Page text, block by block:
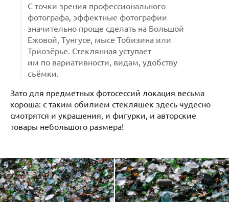
С точки зрения профессионального
фотографа, эффектные фотографии
значительно проще сделать на Большой
Ежовой, Тунгусе, мысе Тобизина или
Триозёрье. Стеклянная уступает
им по вариативности, видам, удобству
съёмки.
Зато для предметных фотосессий локация весьма
хороша: с таким обилием стекляшек здесь чудесно
смотрятся и украшения, и фигурки, и авторские
товары небольшого размера!